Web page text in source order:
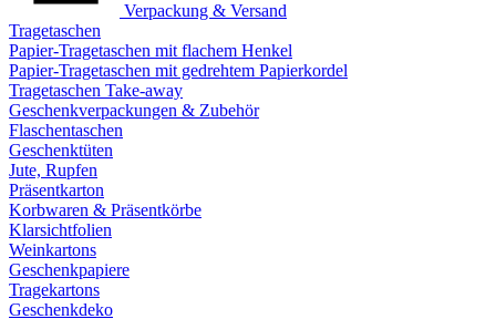
Verpackung & Versand
Tragetaschen
Papier-Tragetaschen mit flachem Henkel
Papier-Tragetaschen mit gedrehtem Papierkordel
Tragetaschen Take-away
Geschenkverpackungen & Zubehör
Flaschentaschen
Geschenktüten
Jute, Rupfen
Präsentkarton
Korbwaren & Präsentkörbe
Klarsichtfolien
Weinkartons
Geschenkpapiere
Tragekartons
Geschenkdeko